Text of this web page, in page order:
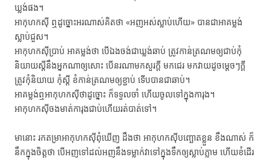
ឃ្លង់​ផង។
អា​កុហក​ស៊ី​ ឮ​ដូច្នោះ​អរ​ណាស់​គិត​ថា «អញ​អស់​ស្លាប់​ហើយ» បាន​ជា​អា​គម្លង់​
ស្លាប់​ជួស។
អា​កុហក​ស៊ី​ប្រាប់​ អា​គម្លង់​ថា បើ​ឯង​ចង់​ជា​ឃ្លង់​ឆាប់ ត្រូវ​កាន់​ត្រណម​ឲ្យ​ជាប់​កុំ​
និយាយ​ស្ដី​នឹង​អ្នកណា​ឲ្យ​សោះ បើ​នរណា​មក​សួរ​ក្ដី មក​ជេរ មក​វាយ​ដូចម្ដេចៗ​ក្ដី
ត្រូវ​កុំ​និយាយ កុំ​ស្ដី ខំ​កាន់​ត្រណម​ឲ្យ​ខ្ជាប់ ទើប​បាន​ជា​ឆាប់។
អា​គម្លង់​ឮ​អា​កុហក​ស៊ី​ថា​ដូច្នោះ ក៏​ទទួល​ចាំ​ ហើយ​ចូល​ទៅ​ក្នុង​ការុង។
អា​កុហក​ស៊ី​ចង​មាត់​ការុង​ជាប់​ហើយ​រត់​បាត់​ទៅ។
មា​នោះ រក​តម្រា​អា​កុហក​ស៊ី​ពុំ​ឃើញ ដឹង​ថា អា​កុហក​ស៊ី​បញ្ឆោត​ខ្លួន​ ខឹង​ណាស់ ក៏​
នឹក​ក្នុង​ចិត្ត​ថា បើ​អញ​ទៅ​ដល់​អញ​នឹង​ទម្លាក់​វា​ទៅ​ក្នុង​ទឹក​ឲ្យ​ស្លាប់​ភ្លាម ហើយ​ខំ​ដើរ​